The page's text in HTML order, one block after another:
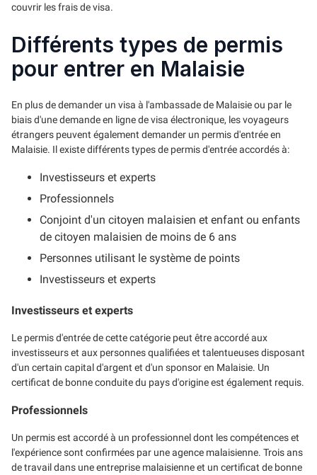
couvrir les frais de visa.
Différents types de permis
pour entrer en Malaisie
En plus de demander un visa à l'ambassade de Malaisie ou par le
biais d'une demande en ligne de visa électronique, les voyageurs
étrangers peuvent également demander un permis d'entrée en
Malaisie. Il existe différents types de permis d'entrée accordés à:
Investisseurs et experts
Professionnels
Conjoint d'un citoyen malaisien et enfant ou enfants
de citoyen malaisien de moins de 6 ans
Personnes utilisant le système de points
Investisseurs et experts
Investisseurs et experts
Le permis d'entrée de cette catégorie peut être accordé aux
investisseurs et aux personnes qualifiées et talentueuses disposant
d'un certain capital d'argent et d'un sponsor en Malaisie. Un
certificat de bonne conduite du pays d'origine est également requis.
Professionnels
Un permis est accordé à un professionnel dont les compétences et
l'expérience sont confirmées par une agence malaisienne. Trois ans
de travail dans une entreprise malaisienne et un certificat de bonne